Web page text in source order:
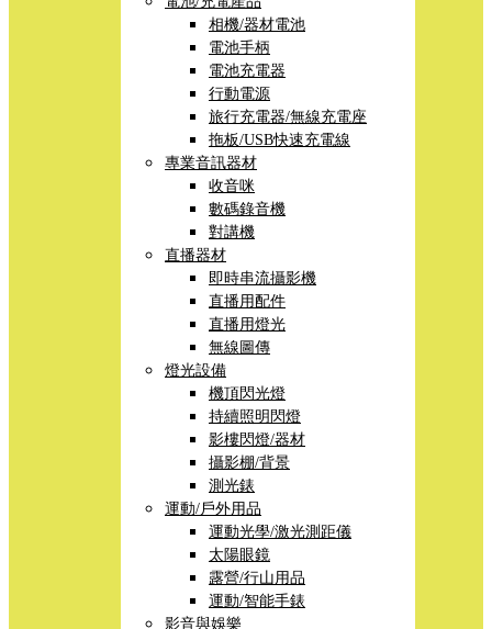
相機/器材電池
電池手柄
電池充電器
行動電源
旅行充電器/無線充電座
拖板/USB快速充電線
專業音訊器材
收音咪
數碼錄音機
對講機
直播器材
即時串流攝影機
直播用配件
直播用燈光
無線圖傳
燈光設備
機頂閃光燈
持續照明閃燈
影樓閃燈/器材
攝影棚/背景
測光錶
運動/戶外用品
運動光學/激光測距儀
太陽眼鏡
露營/行山用品
運動/智能手錶
影音與娛樂